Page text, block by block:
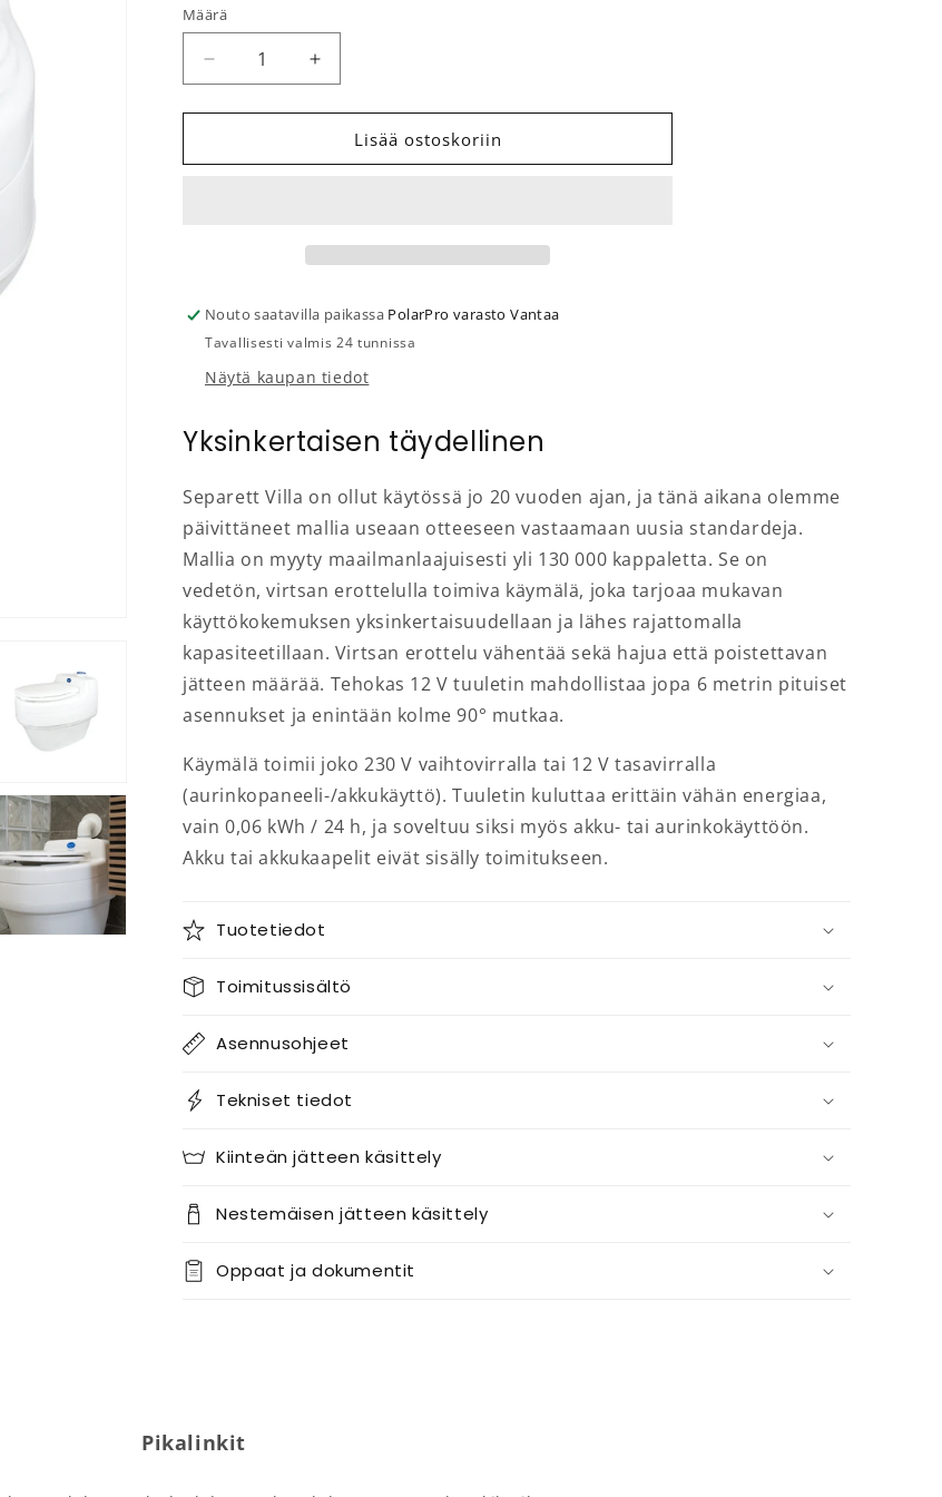
Määrä
Määrä
Vähennä tuotteen Erotteleva käymälä Separett Villa määrää
Lisää tuotteen Erotteleva käymälä Separett Villa määrää
Lisää ostoskoriin
Nouto saatavilla paikassa PolarPro varasto Vantaa
Tavallisesti valmis 24 tunnissa
Näytä kaupan tiedot
Yksinkertaisen täydellinen
Separett Villa on ollut käytössä jo 20 vuoden ajan, ja tänä aikana olemme
päivittäneet mallia useaan otteeseen vastaamaan uusia standardeja.
Mallia on myyty maailmanlaajuisesti yli 130 000 kappaletta. Se on
vedetön, virtsan erottelulla toimiva käymälä, joka tarjoaa mukavan
käyttökokemuksen yksinkertaisuudellaan ja lähes rajattomalla
kapasiteetillaan. Virtsan erottelu vähentää sekä hajua että poistettavan
jätteen määrää. Tehokas 12 V tuuletin mahdollistaa jopa 6 metrin pituiset
asennukset ja enintään kolme 90° mutkaa.
Käymälä toimii joko 230 V vaihtovirralla tai 12 V tasavirralla
(aurinkopaneeli-/akkukäyttö). Tuuletin kuluttaa erittäin vähän energiaa,
vain 0,06 kWh / 24 h, ja soveltuu siksi myös akku- tai aurinkokäyttöön.
Akku tai akkukaapelit eivät sisälly toimitukseen.
Tuotetiedot
Toimitussisältö
Asennusohjeet
Tekniset tiedot
Kiinteän jätteen käsittely
Nestemäisen jätteen käsittely
Oppaat ja dokumentit
Pikalinkit